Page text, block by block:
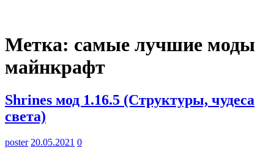
Метка: самые лучшие моды
майнкрафт
Shrines мод 1.16.5 (Структуры, чудеса
света)
poster 20.05.2021 0